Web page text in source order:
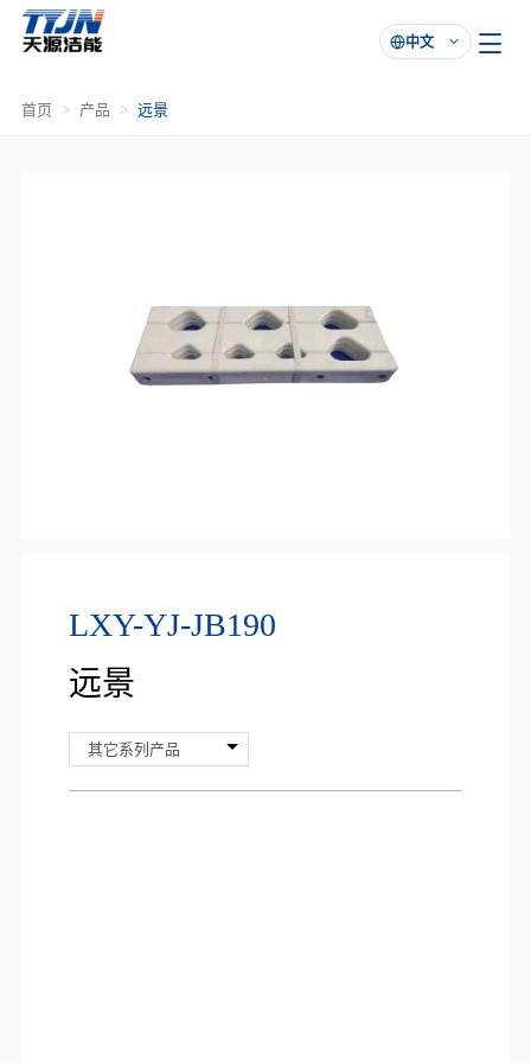

中文
首页 产品 远景
LXY-YJ-JB190
远景
其它系列产品